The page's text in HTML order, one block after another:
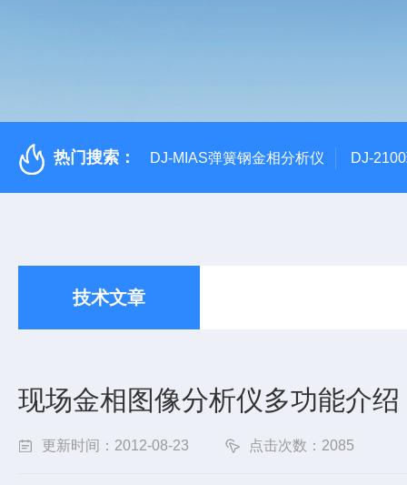
热门搜索： DJ-MIAS弹簧钢金相分析仪 DJ-
技术文章
现场金相图像分析仪多功能介绍
更新时间：2012-08-23 点击次数：2085